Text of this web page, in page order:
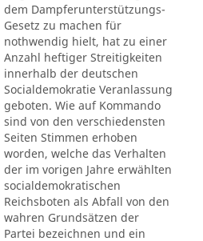
dem Dampferunterstützungs-
Gesetz zu machen für
nothwendig hielt, hat zu einer
Anzahl heftiger Streitigkeiten
innerhalb der deutschen
Socialdemokratie Veranlassung
geboten. Wie auf Kommando
sind von den verschiedensten
Seiten Stimmen erhoben
worden, welche das Verhalten
der im vorigen Jahre erwählten
socialdemokratischen
Reichsboten als Abfall von den
wahren Grundsätzen der
Partei bezeichnen und ein